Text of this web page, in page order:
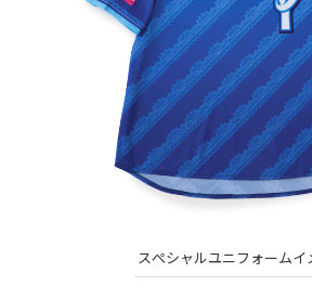
スぺシャルユニフォームイ